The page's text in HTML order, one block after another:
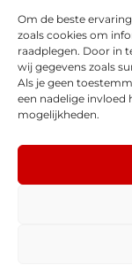
Om de beste
zoals cookies om
raadplegen. Door in
wij gegevens zoals
Als je geen
een nadelige invloed
mogelijkheden.
Zondag
Volg ons
© 2026 - Honda